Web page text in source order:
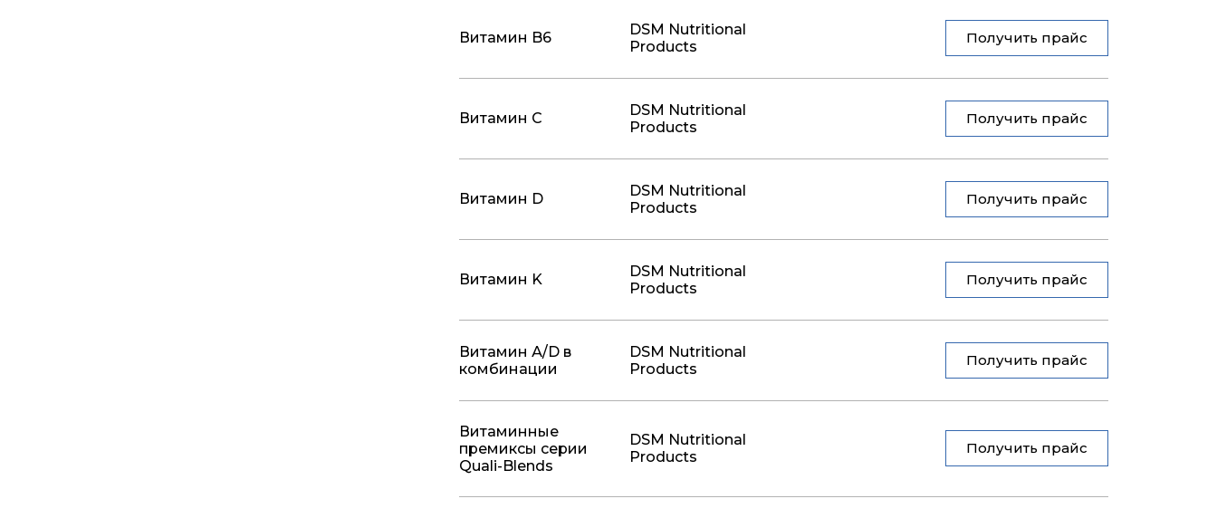
Витамин B6
DSM Nutritional
Products
Получить прайс
Витамин C
DSM Nutritional
Products
Получить прайс
Витамин D
DSM Nutritional
Products
Получить прайс
Витамин K
DSM Nutritional
Products
Получить прайс
Витамин А/D в
комбинации
DSM Nutritional
Products
Получить прайс
Витаминные
премиксы серии
Quali-Blends
DSM Nutritional
Products
Получить прайс